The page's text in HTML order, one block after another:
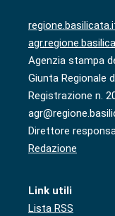
Agenzia stampa
Giunta Regionale
Registrazione n.
Direttore
Redazione
Link utili
Lista RSS